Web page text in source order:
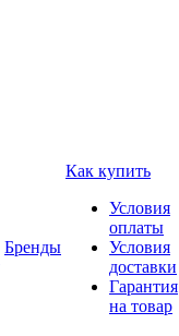
Бренды
Как купить
Условия
оплаты
Условия
доставки
Гарантия
на товар